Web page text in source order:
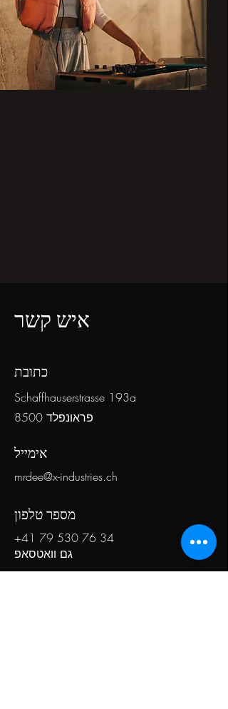
איש קשר
כתובת
Schaffhauserstrasse 193a
8500 פראונפלד
אימייל
mrdee@x-industries.ch
מספר טלפון
+41 79 530 76 34
גם וואטסאפ